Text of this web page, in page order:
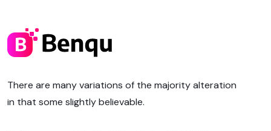
There are many variations of the majority alteration
in that some slightly believable.